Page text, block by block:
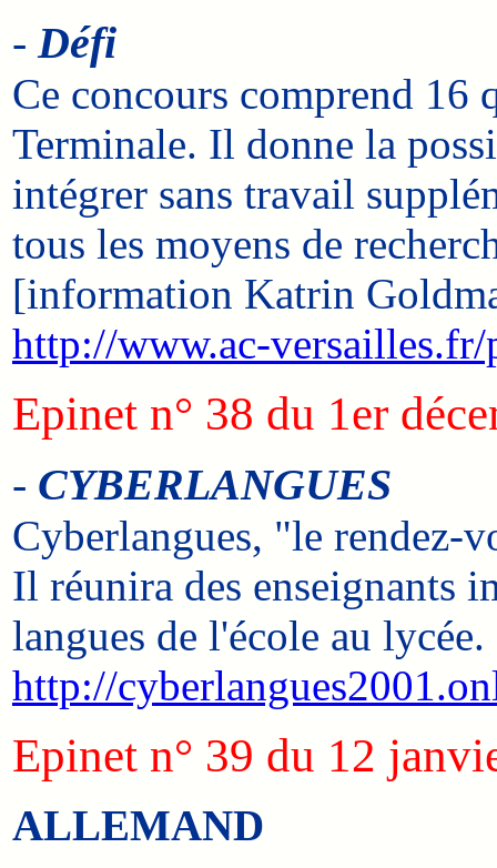
- Défi
Ce concours comprend 16
Terminale. Il donne la
intégrer sans travail
tous les moyens de
[information Katrin
http://www.ac-
Epinet n° 38 du 1er
- CYBERLANGUES
Cyberlangues, "le rendez-
Il réunira des enseignants
langues de l'école au lycée.
http://
Epinet n° 39 du 12
ALLEMAND